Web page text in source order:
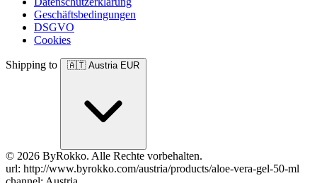
Geschäftsbedingungen
DSGVO
Cookies
Shipping to 🇦🇹 Austria EUR
© 2026 ByRokko. Alle Rechte vorbehalten.
url: http://www.byrokko.com/austria/products/aloe-vera-gel-50-ml